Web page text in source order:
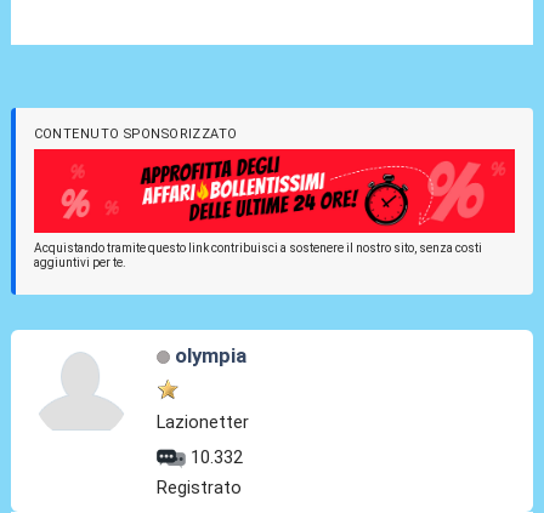
CONTENUTO SPONSORIZZATO
Acquistando tramite questo link contribuisci a sostenere il nostro sito, senza costi
aggiuntivi per te.
olympia
Lazionetter
10.332
Registrato